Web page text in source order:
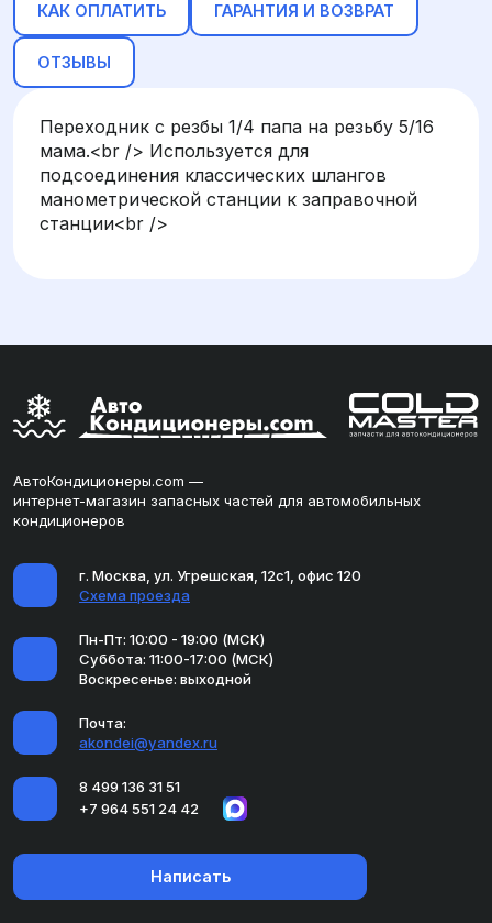
КАК ОПЛАТИТЬ ГАРАНТИЯ И ВОЗВРАТ
ОТЗЫВЫ
Переходник с резбы 1/4 папа на резьбу 5/16
мама.<br /> Используется для
подсоединения классических шлангов
манометрической станции к заправочной
станции<br />
АвтоКондиционеры.com —
интернет-магазин запасных частей для автомобильных
кондиционеров
г. Москва, ул. Угрешская, 12с1, офис 120
Схема проезда
Пн-Пт: 10:00 - 19:00 (МСК)
Суббота: 11:00-17:00 (МСК)
Воскресенье: выходной
Почта:
akondei@yandex.ru
8 499 136 31 51
+7 964 551 24 42
Написать